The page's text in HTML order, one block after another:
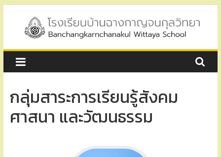
content
โรงเรียน
บ้าน
ฉาง
กาญ
กลุ่มสาระการเรียนรู้สังคม
ศาสนา และวัฒนธรรม